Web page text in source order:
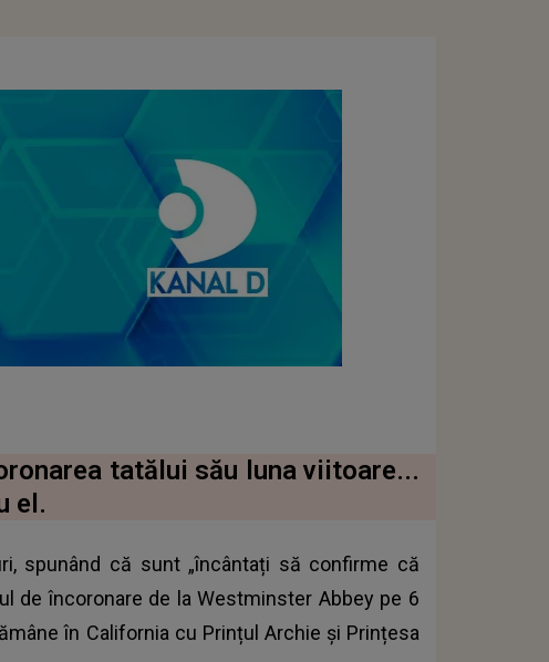
tatălui său luna viitoare...
el.
spunând că sunt „încântați să confirme că
de încoronare de la Westminster Abbey pe 6
în California cu Prințul Archie și Prințesa